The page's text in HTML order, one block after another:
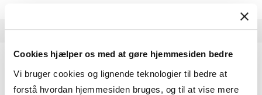
Cookies hjælper os med at gøre hjemmesiden bedre
Vi bruger cookies og lignende teknologier til bedre at
forstå hvordan hjemmesiden bruges, og til at vise mere
HA(fil.) - erhvervs­økonomi og fi­lo­so­fi